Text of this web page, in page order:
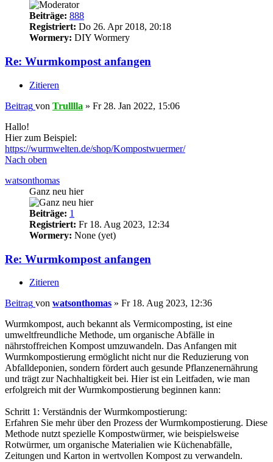
Beiträge: 888
Registriert: Do 26. Apr 2018, 20:18
Wormery: DIY Wormery
Re: Wurmkompost anfangen
Zitieren
Beitrag von Trulllla » Fr 28. Jan 2022, 15:06
Hallo!
Hier zum Beispiel:
https://wurmwelten.de/shop/Kompostwuermer/
Nach oben
watsonthomas
Ganz neu hier
Beiträge: 1
Registriert: Fr 18. Aug 2023, 12:34
Wormery: None (yet)
Re: Wurmkompost anfangen
Zitieren
Beitrag von watsonthomas » Fr 18. Aug 2023, 12:36
Wurmkompost, auch bekannt als Vermicomposting, ist eine
umweltfreundliche Methode, um organische Abfälle in
nährstoffreichen Kompost umzuwandeln. Das Anfangen mit
Wurmkompostierung ermöglicht nicht nur die Reduzierung von
Abfalldeponien, sondern fördert auch gesunde Pflanzenernährung
und trägt zur Nachhaltigkeit bei. Hier ist ein Leitfaden, wie man
erfolgreich mit der Wurmkompostierung beginnen kann:
Schritt 1: Verständnis der Wurmkompostierung:
Erfahren Sie mehr über den Prozess der Wurmkompostierung. Diese
Methode nutzt spezielle Kompostwürmer, wie beispielsweise
Rotwürmer, um organische Materialien wie Küchenabfälle,
Zeitungen und Karton in wertvollen Kompost zu verwandeln.